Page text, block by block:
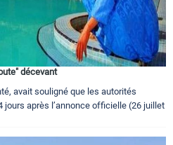
décevant
avait souligné que les autorités
après l’annonce officielle (26 juillet